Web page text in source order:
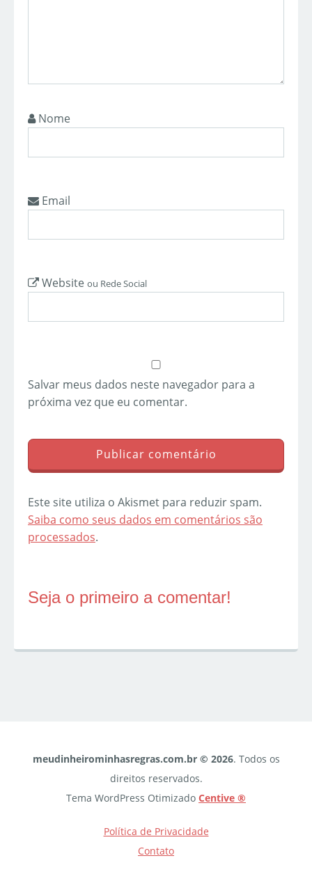
Nome
Email
Website ou Rede Social
Salvar meus dados neste navegador para a
próxima vez que eu comentar.
Este site utiliza o Akismet para reduzir spam.
Saiba como seus dados em comentários são
processados.
Seja o primeiro a comentar!
meudinheirominhasregras.com.br © 2026. Todos os
direitos reservados.
Tema WordPress Otimizado Centive ®
Política de Privacidade
Contato